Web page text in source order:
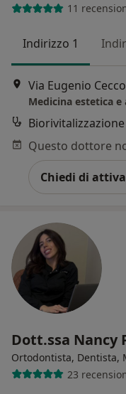
11
Indirizzo 1
Via Eugenio
Medicina estetica
Biorivitalizzazione
Chiedi di
Dott.ssa Nancy
Ortodontista, Dentista,
23